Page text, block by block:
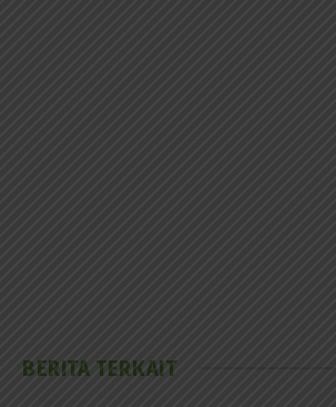
BERITA TERKAIT